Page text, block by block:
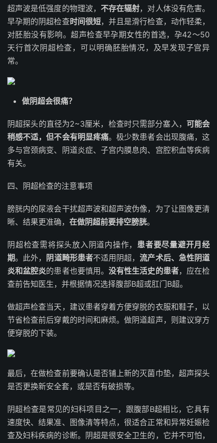
超声波是低强度的物理波， 不存在辐射，对人体没有危害。
早孕期的阴超检查时间很短，并且是滑行检查，动作轻柔，
对胚胎没有影响。超声检查早孕期女性的首选，孕42～50
天行首次阴超检查，可以明确胚胎情况，及早发现子宫异
常。
做阴超会很痛？
阴超探头的直径为2~3厘米，检查时只需部分塞入， 可能会
稍感不适，但不会有明显疼痛。极少数患者会出现腹痛，这
多与宫颈病变、阴道炎症、子宫内膜息肉、宫腔积血等疾病
有关。
四、阴超检查的注意事项
膀胱内的尿液会干扰超声波和超声波伪像，为了让图像更清
晰、结果更准确， 在做阴超前要排空膀胱。
阴超检查需将探头放入阴道内操作， 患者要尽量避开月经
期。此外， 阴道畸形患者不适用阴超，流产术后、急性阴道
炎和盆腔炎的患者也要慎用。没有性生活史的患者，应在检
查前告知医生，并根据情况选择腹部B超或肛门B超。
做超声检查当天，建议患者穿着方便穿脱的衣服和鞋子，以
节省检查前后穿戴的时间和麻烦。做阴道超声，则建议穿方
便穿脱的下装。
最后，在做检查前要确认是否铺上新的灭菌巾垫，超声探头
是否更换新安全套，或是否有破损等。
阴超检查是常见的妇科项目之一，跟腹部B超相比，它具有
速度快、结果准、图像清等特点，很适合正常和异常妊娠检
查及妇科疾病的诊断。阴超是很安全卫生的，它并不可怕，